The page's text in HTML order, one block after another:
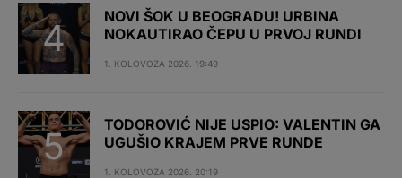
NOVI ŠOK U BEOGRADU! URBINA
NOKAUTIRAO ČEPU U PRVOJ RUNDI
1. KOLOVOZA 2026. 19:49
TODOROVIĆ NIJE USPIO: VALENTIN GA
UGUŠIO KRAJEM PRVE RUNDE
1. KOLOVOZA 2026. 20:19